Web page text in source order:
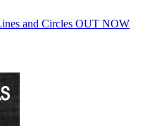
and Circles OUT NOW